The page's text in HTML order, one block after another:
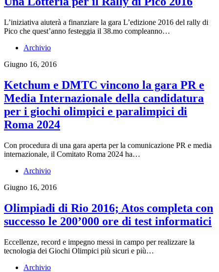
L’iniziativa aiuterà a finanziare la gara L’edizione 2016 del rally di
Pico che quest’anno festeggia il 38.mo compleanno…
Archivio
Giugno 16, 2016
Ketchum e DMTC vincono la gara PR e
Media Internazionale della candidatura
per i giochi olimpici e paralimpici di
Roma 2024
Con procedura di una gara aperta per la comunicazione PR e media
internazionale, il Comitato Roma 2024 ha…
Archivio
Giugno 16, 2016
Olimpiadi di Rio 2016; Atos completa con
successo le 200’000 ore di test informatici
Eccellenze, record e impegno messi in campo per realizzare la
tecnologia dei Giochi Olimpici più sicuri e più…
Archivio